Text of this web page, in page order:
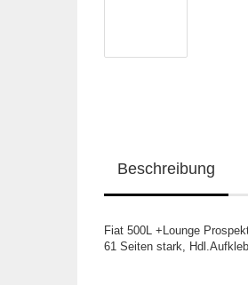
Beschreibung
Fiat 500L +Lounge
61 Seiten stark,